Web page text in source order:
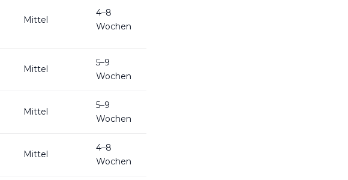
Mittel
4–8
Wochen
Mittel
5–9
Wochen
Mittel
5–9
Wochen
Mittel
4–8
Wochen